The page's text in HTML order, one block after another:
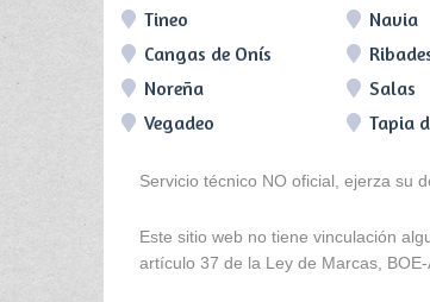
Tineo
Navia
Cangas de Onís
Noreña
Salas
Vegadeo
Tapia
Servicio técnico NO oficial, ejerza su
Este sitio web no tiene vinculación
artículo 37 de la Ley de Marcas,